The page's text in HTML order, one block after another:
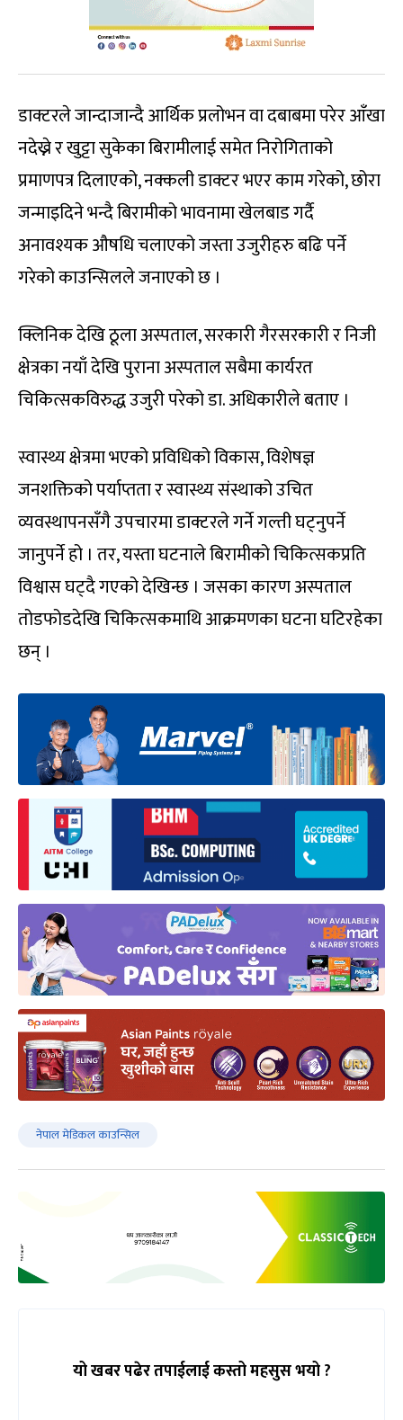
डाक्टरले जान्दाजान्दै आर्थिक प्रलोभन वा दबाबमा परेर आँखा
नदेख्ने र खुट्टा सुकेका बिरामीलाई समेत निरोगिताको
प्रमाणपत्र दिलाएको, नक्कली डाक्टर भएर काम गरेको, छोरा
जन्माइदिने भन्दै बिरामीको भावनामा खेलबाड गर्दै
अनावश्यक औषधि चलाएको जस्ता उजुरीहरु बढि पर्ने
गरेको काउन्सिलले जनाएको छ ।
क्लिनिक देखि ठूला अस्पताल, सरकारी गैरसरकारी र निजी
क्षेत्रका नयाँ देखि पुराना अस्पताल सबैमा कार्यरत
चिकित्सकविरुद्ध उजुरी परेको डा. अधिकारीले बताए ।
स्वास्थ्य क्षेत्रमा भएको प्रविधिको विकास, विशेषज्ञ
जनशक्तिको पर्याप्तता र स्वास्थ्य संस्थाको उचित
व्यवस्थापनसँगै उपचारमा डाक्टरले गर्ने गल्ती घट्नुपर्ने
जानुपर्ने हो । तर, यस्ता घटनाले बिरामीको चिकित्सकप्रति
विश्वास घट्दै गएको देखिन्छ । जसका कारण अस्पताल
तोडफोडदेखि चिकित्सकमाथि आक्रमणका घटना घटिरहेका
छन् ।
नेपाल मेडिकल काउन्सिल
यो खबर पढेर तपाईलाई कस्तो महसुस भयो ?